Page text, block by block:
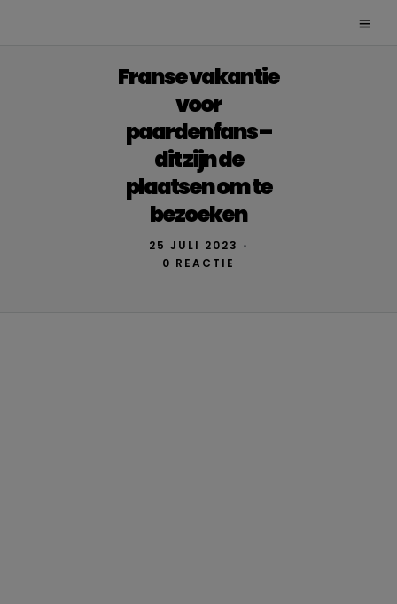
Franse vakantie
voor
paardenfans –
dit zijn de
plaatsen om te
bezoeken
25 JULI 2023 •
0 REACTIE